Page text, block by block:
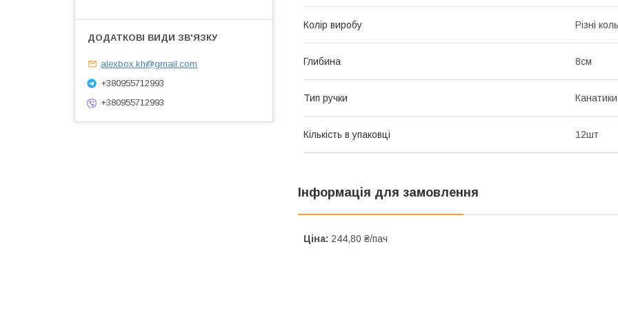
Колір виробу Різні
Глибина 8см
Тип ручки Канатики
Кількість в упаковці 12шт
Інформація для замовлення
Ціна: 244,80 ₴/пач
alexbox.kh@gmail.com
+380955712993
+380955712993